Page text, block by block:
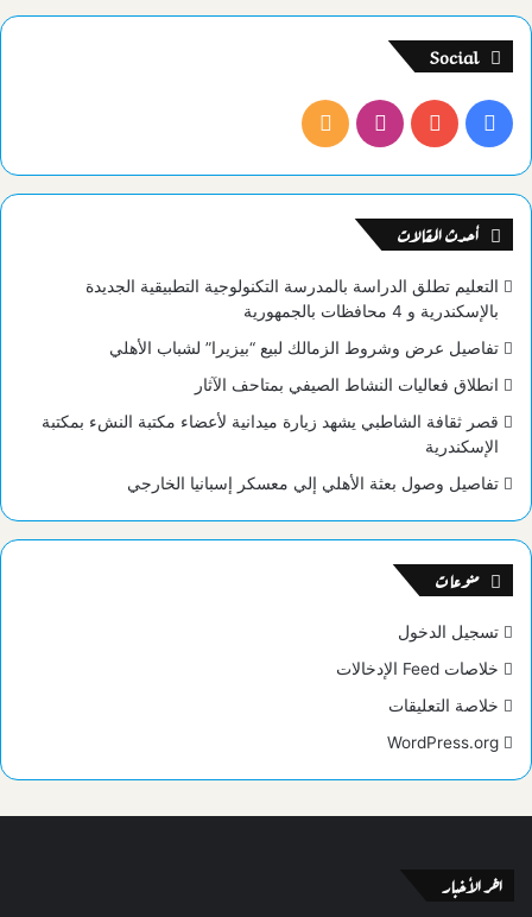
Social
فيسبوك يوتيوب انستقرامملخص
الموقع
أحدث المقالات
التعليم تطلق الدراسة بالمدرسة التكنولوجية التطبيقية الجديدة
بالإسكندرية و 4 محافظات بالجمهورية
تفاصيل عرض وشروط الزمالك لبيع “بيزيرا” لشباب الأهلي
انطلاق فعاليات النشاط الصيفي بمتاحف الآثار
قصر ثقافة الشاطبي يشهد زيارة ميدانية لأعضاء مكتبة النشء بمكتبة
الإسكندرية
تفاصيل وصول بعثة الأهلي إلي معسكر إسبانيا الخارجي
منوعات
تسجيل الدخول
خلاصات Feed الإدخالات
خلاصة التعليقات
WordPress.org
اخر الأخبار